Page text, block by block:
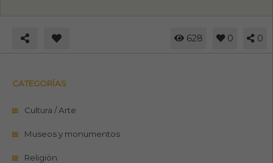
628 0 0
CATEGORÍAS
Cultura / Arte
Museos y monumentos
Religión